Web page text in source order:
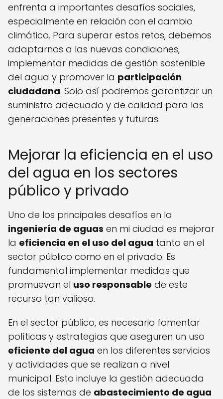
enfrenta a importantes desafíos sociales,
especialmente en relación con el cambio
climático. Para superar estos retos, debemos
adaptarnos a las nuevas condiciones,
implementar medidas de gestión sostenible
del agua y promover la participación
ciudadana. Solo así podremos garantizar un
suministro adecuado y de calidad para las
generaciones presentes y futuras.
Mejorar la eficiencia en el uso
del agua en los sectores
público y privado
Uno de los principales desafíos en la
ingeniería de aguas en mi ciudad es mejorar
la eficiencia en el uso del agua tanto en el
sector público como en el privado. Es
fundamental implementar medidas que
promuevan el uso responsable de este
recurso tan valioso.
En el sector público, es necesario fomentar
políticas y estrategias que aseguren un uso
eficiente del agua en los diferentes servicios
y actividades que se realizan a nivel
municipal. Esto incluye la gestión adecuada
de los sistemas de abastecimiento de agua